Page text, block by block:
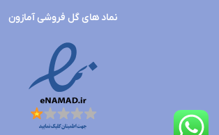
نماد های گل فروشی آمازون